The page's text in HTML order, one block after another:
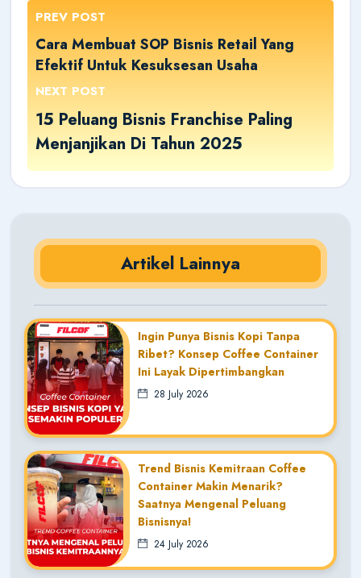
PREV POST
Cara Membuat SOP Bisnis Retail Yang
Efektif Untuk Kesuksesan Usaha
NEXT POST
15 Peluang Bisnis Franchise Paling
Menjanjikan Di Tahun 2025
Artikel Lainnya
Ingin Punya Bisnis Kopi Tanpa
Ribet? Konsep Coffee Container
Ini Layak Dipertimbangkan
28 July 2026
Trend Bisnis Kemitraan Coffee
Container Makin Menarik?
Saatnya Mengenal Peluang
Bisnisnya!
24 July 2026